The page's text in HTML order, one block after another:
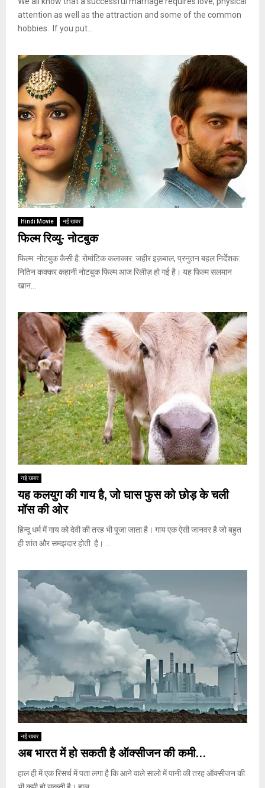
attention as well as the attraction and some of the common
hobbies. If you put...
Hindi Movie नई खबर
फिल्म रिव्यु- नोटबुक
फिल्म: नोटबुक कैसी है: रोमांटिक कलाकार: जहीर इक़बाल, प्रनुतन बहल निर्देशक:
नितिन कक्कर कहानी नोटबुक फिल्म आज रिलीज़ हो गई है। यह फिल्म सलमान
खान...
नई खबर
यह कलयुग की गाय है, जो घास फुस को छोड़ के चली
मॉस की ओर
हिन्दू धर्म में गाय को देवी की तरह भी पूजा जाता है। गाय एक ऐसी जानवर है जो बहुत
ही शांत और समझदार होती है। ...
नई खबर
अब भारत में हो सकती है ऑक्सीजन की कमी…
हाल ही में एक रिसर्च में पता लगा है कि आने वाले सालो में पानी की तरह ऑक्सीजन की